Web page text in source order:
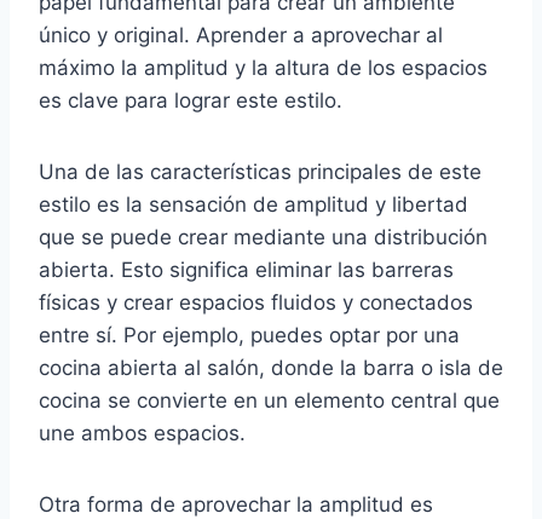
único y original. Aprender a aprovechar al
máximo la amplitud y la altura de los espacios
es clave para lograr este estilo.
Una de las características principales de este
estilo es la sensación de amplitud y libertad
que se puede crear mediante una distribución
abierta. Esto significa eliminar las barreras
físicas y crear espacios fluidos y conectados
entre sí. Por ejemplo, puedes optar por una
cocina abierta al salón, donde la barra o isla de
cocina se convierte en un elemento central que
une ambos espacios.
Otra forma de aprovechar la amplitud es